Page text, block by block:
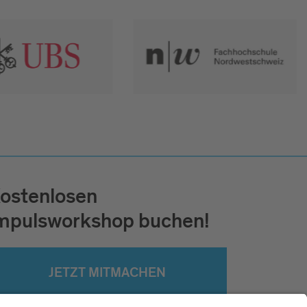
buchen!
JETZT MITMACHEN